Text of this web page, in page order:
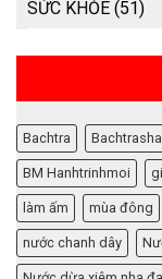
SỨC KHỎE (51)
Bachtra
BM Hanhtrinhmoi
làm ấm mùa đông
nước chanh dây